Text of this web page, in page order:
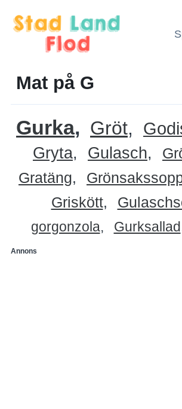
Mat på G
Gurka Gröt
Gryta Gulasch
Gratäng
Griskött
gorgonzola Gurksallad
Annons